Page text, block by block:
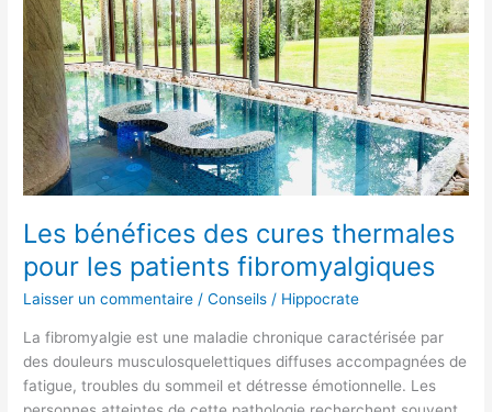
Les bénéfices des cures thermales
pour les patients fibromyalgiques
Laisser un commentaire /Conseils / Hippocrate
La fibromyalgie est une maladie chronique caractérisée par
des douleurs musculosquelettiques diffuses accompagnées de
fatigue, troubles du sommeil et détresse émotionnelle. Les
des
cures
thermales
pour
les
patients
fibromyalgiques